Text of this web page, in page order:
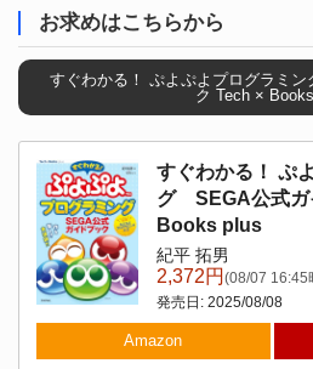
お求めはこちらから
すぐわかる！ ぷよぷよプログラミ
ク Tech ×
すぐわかる！ ぷ
グ SEGA公式ガ
Books plus
紀平 拓男
2,372円(08/07 16:45
発売日: 2025/08/08
Amazon